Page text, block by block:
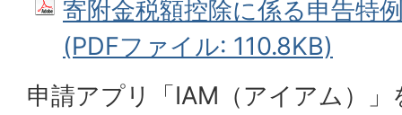
寄附金税額控除に係る申告特
(PDFファイル: 110.8KB)
申請アプリ「IAM（アイアム）